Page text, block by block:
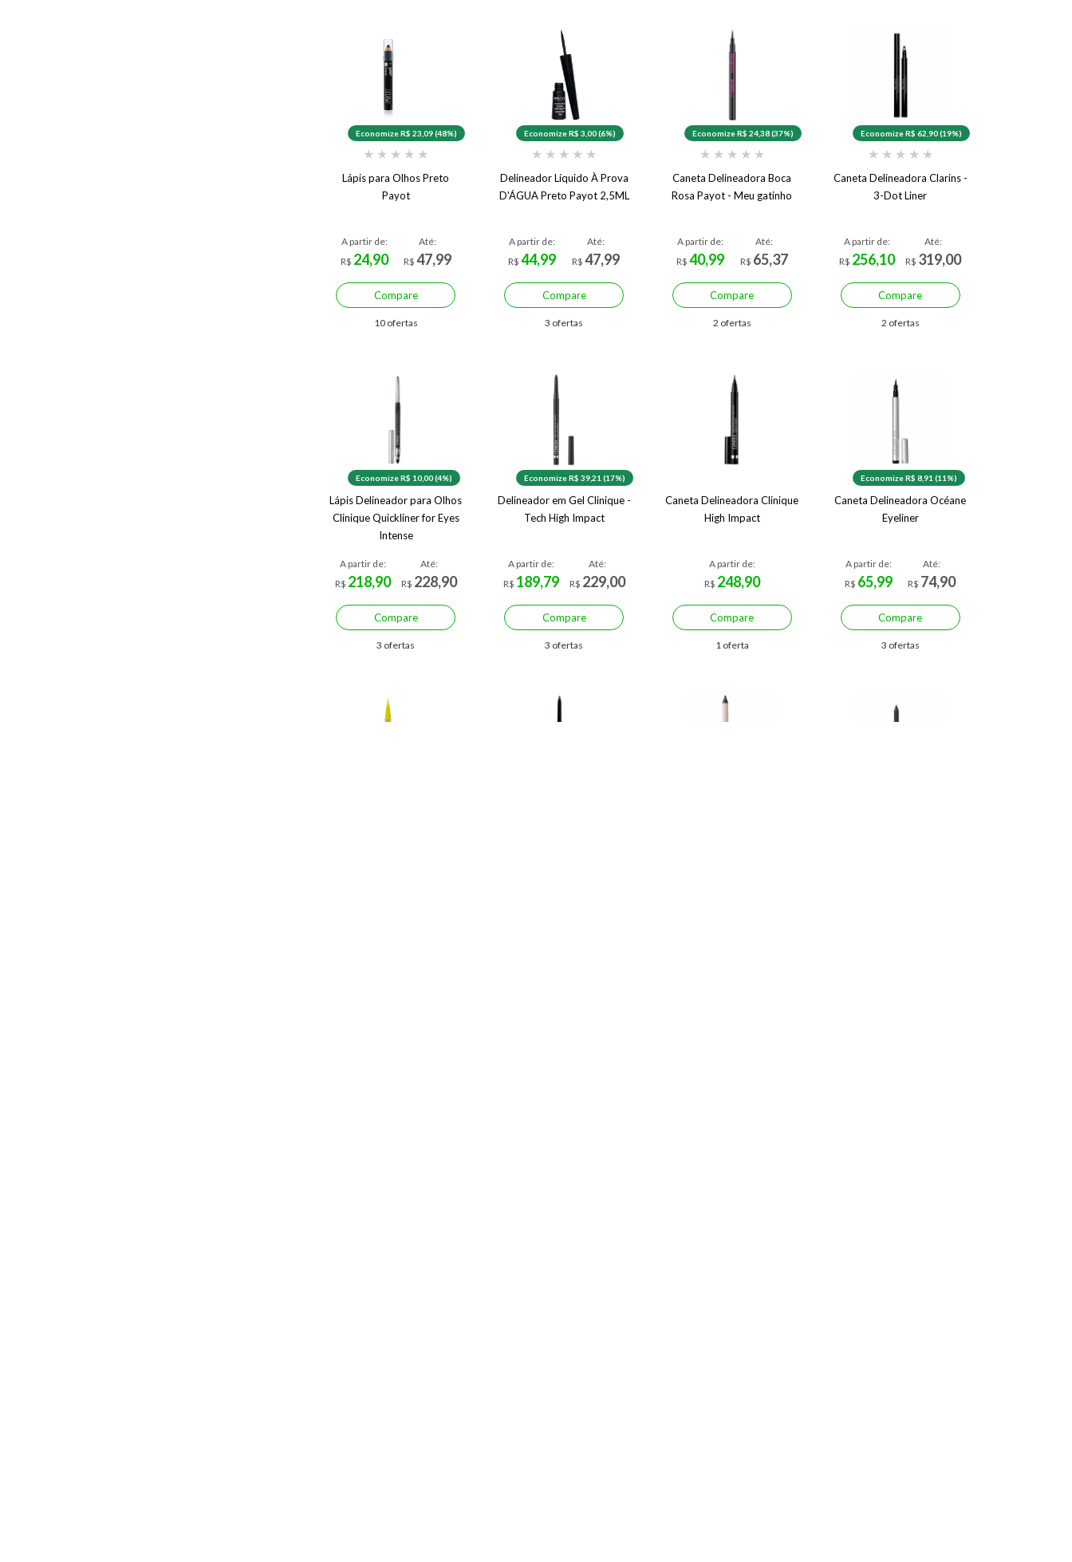
Economize R$ 23,09 (48%)
★ ★ ★ ★ ★
Lápis para Olhos Preto
Payot
A partir de:
R$ 24,90
Até:
R$47,99
Compare
10 ofertas
Economize R$ 3,00 (6%)
★ ★ ★ ★ ★
Delineador Líquido À Prova
D'ÁGUA Preto Payot 2,5ML
A partir de:
R$44,99
Até:
R$ 47,99
Compare
3 ofertas
Economize R$ 24,38 (37%)
★ ★ ★ ★ ★
Caneta Delineadora Boca
Rosa Payot - Meu gatinho
A partir de:
R$40,99
Até:
R$ 65,37
Compare
2 ofertas
Economize R$ 62,90 (19%)
★ ★ ★ ★ ★
Caneta Delineadora Clarins -
3-Dot Liner
A partir de:
R$ 256,10
Até:
R$ 319,00
Compare
2 ofertas
Economize R$ 10,00 (4%)
Lápis Delineador para Olhos
Clinique Quickliner for Eyes
Intense
A partir de:
R$ 218,90
Até:
R$ 228,90
Compare
3 ofertas
Economize R$ 39,21 (17%)
Delineador em Gel Clinique -
Tech High Impact
A partir de:
R$ 189,79
Até:
R$ 229,00
Compare
3 ofertas
Caneta Delineadora Clinique
High Impact
A partir de:
R$ 248,90
Compare
1 oferta
Economize R$ 8,91 (11%)
Caneta Delineadora Océane
Eyeliner
A partir de:
R$ 65,99
Até:
R$ 74,90
Compare
3 ofertas